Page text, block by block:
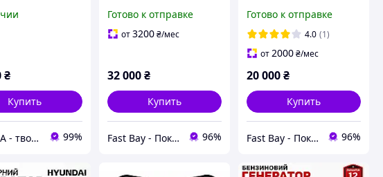
₴
Купить
MarketA - твой маркет! 99%
4.5/5.0 кВт генератор
бесшумный
Готово к отправке
от3200 ₴/мес
32 000 ₴
Купить
Fast Bay - Покупай выгодно тут! 96%
EU30i-W 3.2 кВт
Генератор
электричества для
дома 3 квт
Готово к отправке
4.0 (1)
от2000₴/мес
20 000₴
Купить
Fast Bay - Покупай выгодно тут! 96%